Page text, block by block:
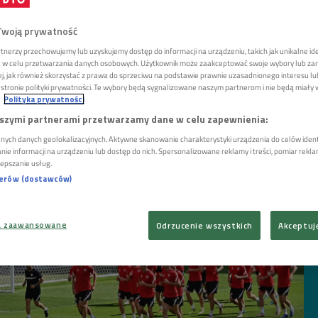
jest tylko jeden scenariusz: zwycięstwo
nie ma żadnych kalkulacji, my jako reprezentacja
Uważam, że drużyna będzie tak ustawiona od
Szwedów - powiedział w Polskim Radiu
piłkarz.
prywatność
przechowujemy lub uzyskujemy dostęp do informacji na urządzeniu, takich jak unikalne
celu przetwarzania danych osobowych. Użytkownik może zaakceptować swoje wybory lub
jak również skorzystać z prawa do sprzeciwu na podstawie prawnie uzasadnionego interesu
polityki prywatności. Te wybory będą sygnalizowane naszym partnerom i nie będą miały
Polityka prywatności
partnerami przetwarzamy dane w celu zapewnienia:
danych geolokalizacyjnych. Aktywne skanowanie charakterystyki urządzenia do celów
informacji na urządzeniu lub dostęp do nich. Spersonalizowane reklamy i treści, pomiar
usług.
(dostawców)
Odrzucenie wszystkich